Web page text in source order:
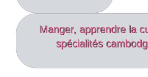
Manger, apprendre la
spécialités